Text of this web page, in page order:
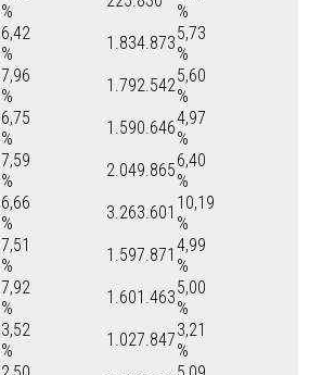
%
%
6,42
%
1.834.8735,73
%
7,96
%
1.792.5425,60
%
6,75
%
1.590.6464,97
%
7,59
%
2.049.8656,40
%
6,66
%
3.263.601 10,19
%
7,51
%
1.597.871 4,99
%
7,92
%
1.601.4635,00
%
3,52
%
1.027.8473,21
%